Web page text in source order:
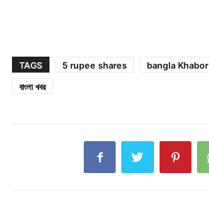
TAGS 5 rupee shares bangla Khabor
বাংলা খবর